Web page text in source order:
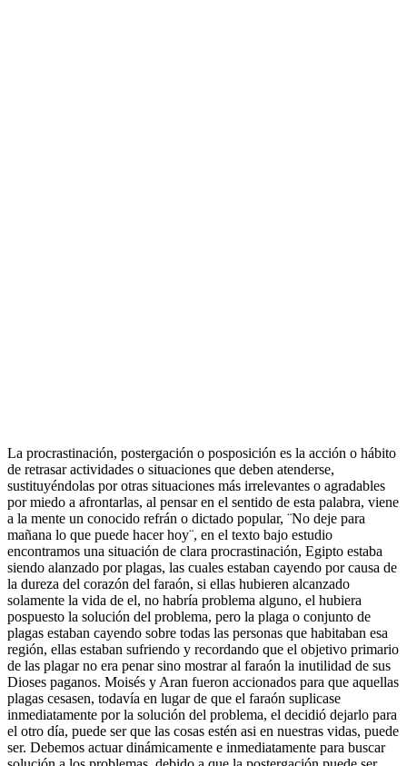
La procrastinación, postergación o posposición es la acción o hábito
de retrasar actividades o situaciones que deben atenderse,
sustituyéndolas por otras situaciones más irrelevantes o agradables
por miedo a afrontarlas, al pensar en el sentido de esta palabra, viene
a la mente un conocido refrán o dictado popular, ¨No deje para
mañana lo que puede hacer hoy¨, en el texto bajo estudio
encontramos una situación de clara procrastinación, Egipto estaba
siendo alanzado por plagas, las cuales estaban cayendo por causa de
la dureza del corazón del faraón, si ellas hubieren alcanzado
solamente la vida de el, no habría problema alguno, el hubiera
pospuesto la solución del problema, pero la plaga o conjunto de
plagas estaban cayendo sobre todas las personas que habitaban esa
región, ellas estaban sufriendo y recordando que el objetivo primario
de las plagar no era penar sino mostrar al faraón la inutilidad de sus
Dioses paganos. Moisés y Aran fueron accionados para que aquellas
plagas cesasen, todavía en lugar de que el faraón suplicase
inmediatamente por la solución del problema, el decidió dejarlo para
el otro día, puede ser que las cosas estén asi en nuestras vidas, puede
ser. Debemos actuar dinámicamente e inmediatamente para buscar